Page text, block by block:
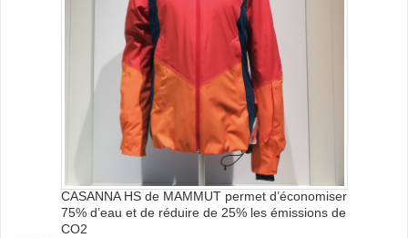
CASANNA HS de MAMMUT permet d’économiser
75% d’eau et de réduire de 25% les émissions de
CO2